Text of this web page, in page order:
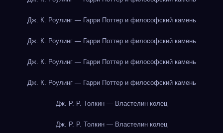
Дж. К. Роулинг — Гарри Поттер и философский камень
Дж. К. Роулинг — Гарри Поттер и философский камень
Дж. К. Роулинг — Гарри Поттер и философский камень
Дж. К. Роулинг — Гарри Поттер и философский камень
Дж. Р. Р. Толкин — Властелин колец
Дж. Р. Р. Толкин — Властелин колец